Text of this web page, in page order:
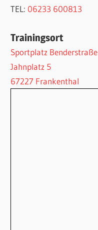
TEL: 06233 600813
Trainingsort
Sportplatz Benderstraße
Jahnplatz 5
67227 Frankenthal